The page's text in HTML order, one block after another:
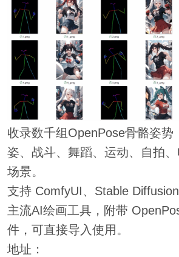
收录数千组OpenPose骨骼姿势
姿、战斗、舞蹈、运动、自拍
场景。
支持 ComfyUI、Stable
主流AI绘画工具，附带
件，可直接导入使用。
地址：